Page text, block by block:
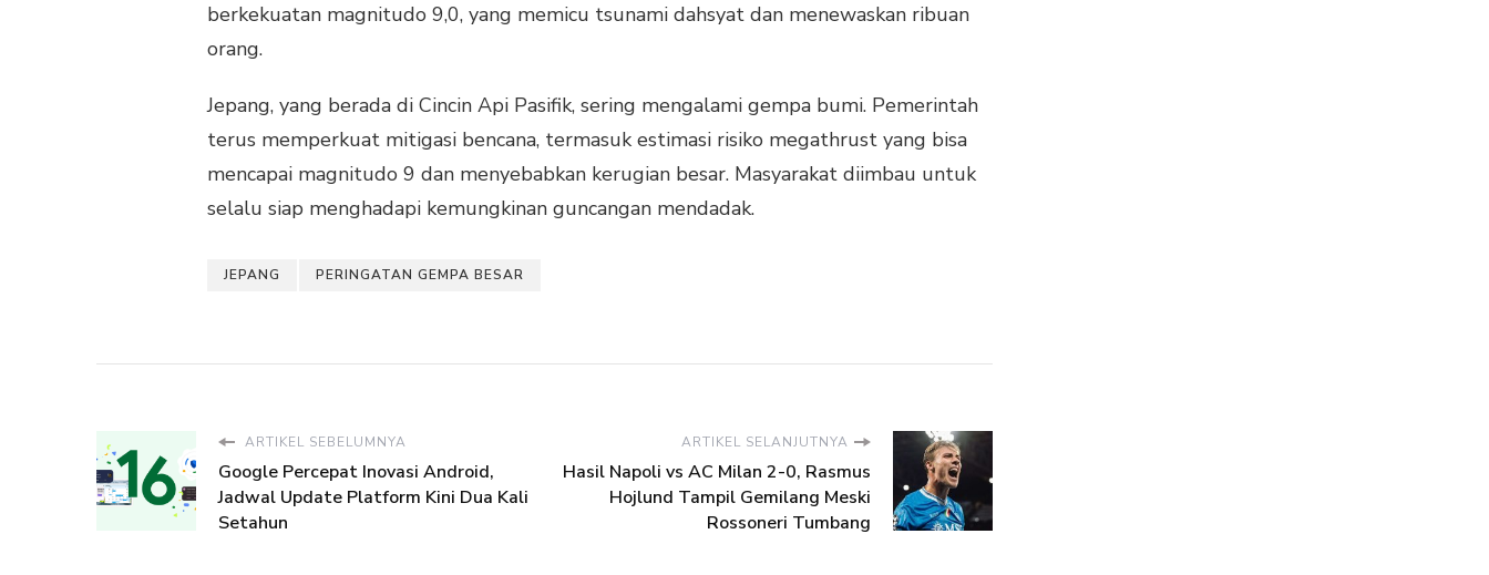
berkekuatan magnitudo 9,0, yang memicu tsunami dahsyat dan menewaskan ribuan
orang.
Jepang, yang berada di Cincin Api Pasifik, sering mengalami gempa bumi. Pemerintah
terus memperkuat mitigasi bencana, termasuk estimasi risiko megathrust yang bisa
mencapai magnitudo 9 dan menyebabkan kerugian besar. Masyarakat diimbau untuk
selalu siap menghadapi kemungkinan guncangan mendadak.
JEPANG PERINGATAN GEMPA BESAR
ARTIKEL SEBELUMNYA
Google Percepat Inovasi Android,
Jadwal Update Platform Kini Dua Kali
Setahun
ARTIKEL SELANJUTNYA
Hasil Napoli vs AC Milan 2-0, Rasmus
Hojlund Tampil Gemilang Meski
Rossoneri Tumbang